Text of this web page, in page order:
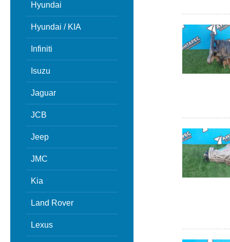
Hyundai
Hyundai / KIA
Infiniti
Isuzu
Jaguar
JCB
Jeep
JMC
Kia
Land Rover
Lexus